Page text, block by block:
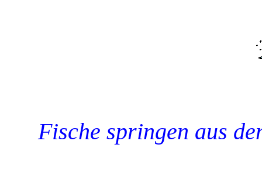
Fische springen aus